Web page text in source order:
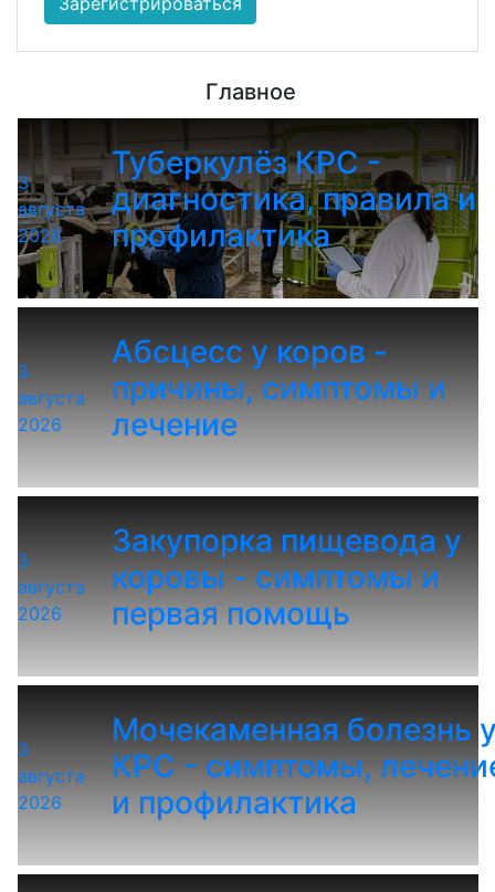
Главное
3
августа
2026
Туберкулёз КРС -
диагностика, правила и
профилактика
3
августа
2026
Абсцесс у коров -
причины, симптомы и
лечение
3
августа
2026
Закупорка пищевода у
коровы - симптомы и
первая помощь
3
августа
2026
Мочекаменная болезнь
КРС - симптомы,
и профилактика